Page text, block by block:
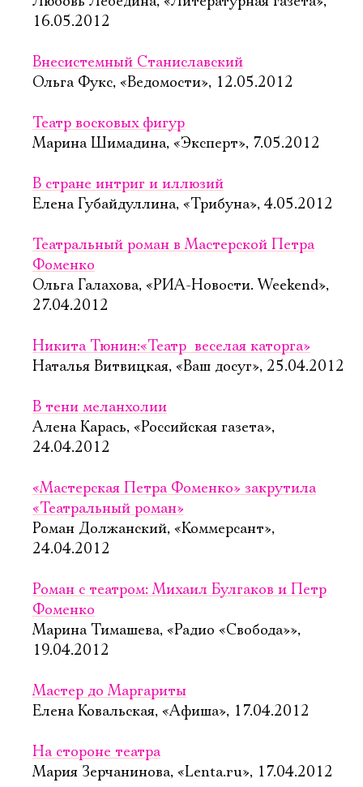
16.05.2012
Внесистемный Станиславский
Ольга Фукс, «Ведомости», 12.05.2012
Театр восковых фигур
Марина Шимадина, «Эксперт», 7.05.2012
В стране интриг и иллюзий
Елена Губайдуллина, «Трибуна», 4.05.2012
Театральный роман в Мастерской Петра
Фоменко
Ольга Галахова, «РИА-Новости. Weekend»,
27.04.2012
Никита Тюнин:«Театр  веселая каторга»
Наталья Витвицкая, «Ваш досуг», 25.04.2012
В тени меланхолии
Алена Карась, «Российская газета»,
24.04.2012
«Мастерская Петра Фоменко» закрутила
«Театральный роман»
Роман Должанский, «Коммерсант»,
24.04.2012
Роман с театром: Михаил Булгаков и Петр
Фоменко
Марина Тимашева, «Радио «Свобода»»,
19.04.2012
Мастер до Маргариты
Елена Ковальская, «Афиша», 17.04.2012
На стороне театра
Мария Зерчанинова, «Lenta.ru», 17.04.2012